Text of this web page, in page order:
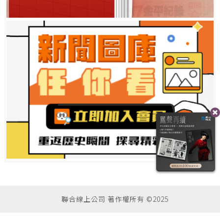
聯合線上公司 著作權所有 ©2025